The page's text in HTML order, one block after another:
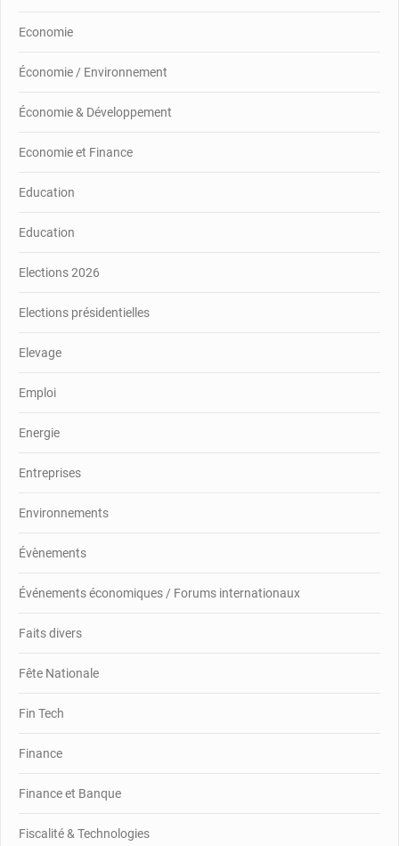
Economie
Économie / Environnement
Économie & Développement
Economie et Finance
Education
Education
Elections 2026
Elections présidentielles
Elevage
Emploi
Energie
Entreprises
Environnements
Évènements
Événements économiques / Forums internationaux
Faits divers
Fête Nationale
Fin Tech
Finance
Finance et Banque
Fiscalité & Technologies